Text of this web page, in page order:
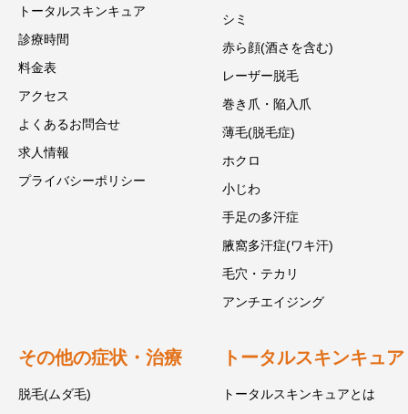
トータルスキンキュア
診療時間
料金表
アクセス
よくあるお問合せ
求人情報
プライバシーポリシー
シミ
赤ら顔(酒さを含む)
レーザー脱毛
巻き爪・陥入爪
薄毛(脱毛症)
ホクロ
小じわ
手足の多汗症
腋窩多汗症(ワキ汗)
毛穴・テカリ
アンチエイジング
その他の症状・治療
脱毛(ムダ毛)
トータルスキンキュア
トータルスキンキュアとは